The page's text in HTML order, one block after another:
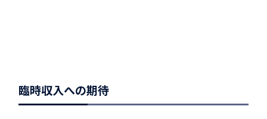
臨時収入への期待